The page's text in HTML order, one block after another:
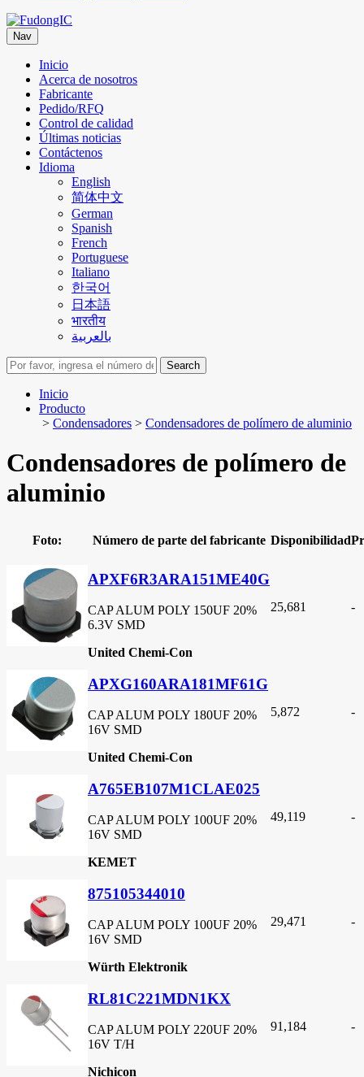
Nav
Inicio
Acerca de nosotros
Fabricante
Pedido/RFQ
Control de calidad
Últimas noticias
Contáctenos
Idioma
English
简体中文
German
Spanish
French
Portuguese
Italiano
한국어
日本語
भारतीय
بالعربية
Search
Inicio
Producto
> Condensadores > Condensadores de polímero de aluminio
Condensadores de polímero de
aluminio
Foto: Número de parte del fabricante Disponibilidad
APXF6R3ARA151ME40G
CAP ALUM POLY 150UF 20%
6.3V SMD
United Chemi-Con
25,681 -
APXG160ARA181MF61G
CAP ALUM POLY 180UF 20%
16V SMD
United Chemi-Con
5,872 -
A765EB107M1CLAE025
CAP ALUM POLY 100UF 20%
16V SMD
KEMET
49,119 -
875105344010
CAP ALUM POLY 100UF 20%
16V SMD
Würth Elektronik
29,471 -
RL81C221MDN1KX
CAP ALUM POLY 220UF 20%
16V T/H
Nichicon
91,184 -